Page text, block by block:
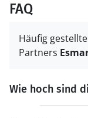
FAQ
Häufig
Partners
Wie hoch sind